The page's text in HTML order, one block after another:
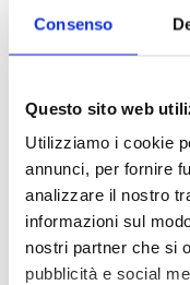
Consenso
Questo sito web
Utilizziamo i cookie
annunci, per fornire
analizzare il nostro
informazioni sul
nostri partner che si
pubblicità e social
30
30
30